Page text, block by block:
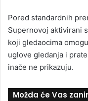
Pored standardnih
Supernovoj aktivirani
koji gledaocima
uglove gledanja i
inače ne prikazuju.
Možda će Vas